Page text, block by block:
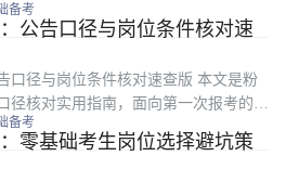
规则理解有误，要么资格审查不通过错
符合自身需求的岗位，入职后追悔莫
备考
公告口径与岗位条件核对速
口径与岗位条件核对速查版 本文是粉
径核对实用指南，面向第一次报考的零
时最容易出错的条件核对环节，从公告
要求口径排查、常见误区避坑、最终核
备考
零基础考生岗位选择避坑策